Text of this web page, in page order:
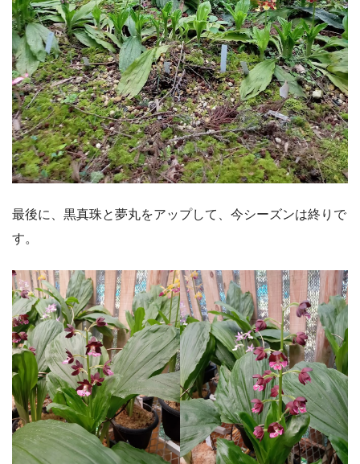
最後に、黒真珠と夢丸をアップして、今シーズンは終りで
す。